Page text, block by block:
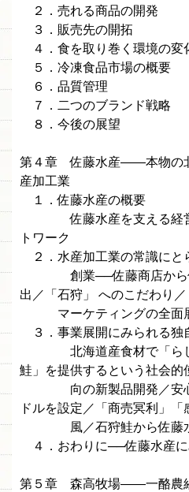
２．売れる商品の開発
３．販売先の開拓
４．食を取り巻く環境の変
５．冷凍食品市場の概要
６．品質管理
７．二つのブランド戦略
８．今後の展望
第４章 佐藤水産——本物の
産加工業
１．佐藤水産の概要
佐藤水産を支える経営
トワーク
２．水産加工業の常識にと
創業──佐藤商店から佐
出／「石狩」 へのこだわり／
マーケティングの全面
３．事業展開にみられる独
北海道産食材で「らし
鮭」を提供するという社会的
向の新製品開発／安心
ドルを設定／「商売冥利」「
風／石狩鮭から佐藤水
４．おわりに──佐藤水産に
第５章 森高牧場——一酪農